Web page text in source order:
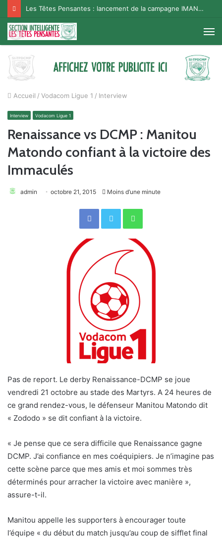
Les Têtes Pensantes : lancement de la campagne IMANA na BISO, Supporter Telema
Accueil / Vodacom Ligue 1 / Interview
Interview Vodacom Ligue 1
Renaissance vs DCMP : Manitou
Matondo confiant à la victoire des
Immaculés
admin octobre 21, 2015 Moins d’une minute
FacebookTwitterWhatsApp
Pas de report. Le derby Renaissance-DCMP se joue
vendredi 21 octobre au stade des Martyrs. A 24 heures de
ce grand rendez-vous, le défenseur Manitou Matondo dit
« Zododo » se dit confiant à la victoire.
« Je pense que ce sera difficile que Renaissance gagne
DCMP. J’ai confiance en mes coéquipiers. Je n’imagine pas
cette scène parce que mes amis et moi sommes très
déterminés pour arracher la victoire avec manière »,
assure-t-il.
Manitou appelle les supporters à encourager toute
l’équipe « du début du match jusqu’au coup de sifflet final